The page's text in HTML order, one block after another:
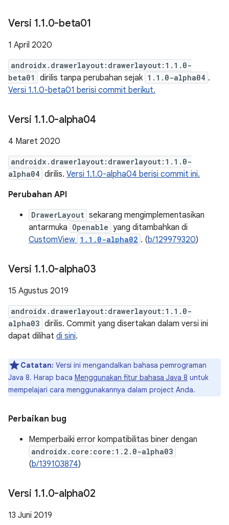
Versi 1.1.0-beta01
1 April 2020
androidx.drawerlayout:drawerlayout:1.1.0-
beta01
dirilis tanpa perubahan sejak 1.1.0-alpha04 .
Versi 1.1.0-beta01 berisi commit berikut.
Versi 1.1.0-alpha04
4 Maret 2020
androidx.drawerlayout:drawerlayout:1.1.0-
alpha04 dirilis. Versi 1.1.0-alpha04 berisi commit ini.
Perubahan API
DrawerLayout sekarang mengimplementasikan
antarmuka Openable yang ditambahkan di
CustomView 1.1.0-alpha02 . (b/129979320)
Versi 1.1.0-alpha03
15 Agustus 2019
androidx.drawerlayout:drawerlayout:1.1.0-
alpha03 dirilis. Commit yang disertakan dalam versi ini
dapat dilihat di sini.
Catatan: Versi ini mengandalkan bahasa pemrograman
Java 8. Harap baca Menggunakan fitur bahasa Java 8 untuk
mempelajari cara menggunakannya dalam project Anda.
Perbaikan bug
Memperbaiki error kompatibilitas biner dengan
androidx.core:core:1.2.0-alpha03
(b/139103874)
Versi 1.1.0-alpha02
13 Juni 2019